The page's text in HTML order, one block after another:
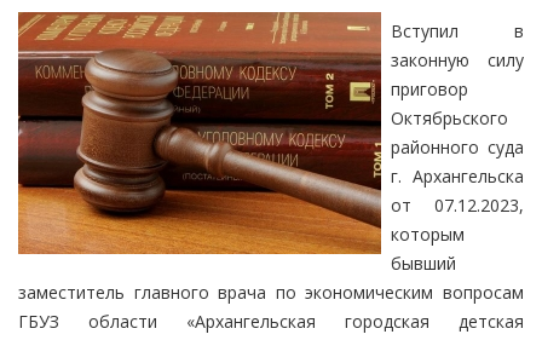
Вступил в
законную силу
приговор
Октябрьского
районного суда
г. Архангельска
от 07.12.2023,
которым
бывший
заместитель главного врача по экономическим вопросам
ГБУЗ области «Архангельская городская детская